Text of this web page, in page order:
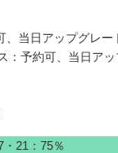
、当日アップグレー
：予約可、当日ア
21：75％